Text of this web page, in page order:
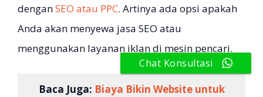
denganSEO atau PPC. Artinya ada opsi apakah
Anda akan menyewa jasa SEO atau
menggunakan layanan iklan di mesin pencari.
Baca Juga: Biaya Bikin Website untuk
Chat Konsultasi